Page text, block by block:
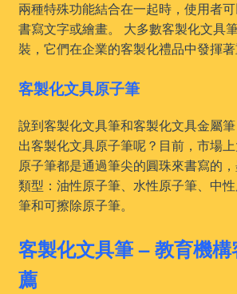
兩種特殊功能結合在一起時，使用者
書寫文字或繪畫。 大多數客製化文具
裝，它們在企業的客製化禮品中發揮著
客製化文具原子筆
說到客製化文具筆和客製化文具金屬
出客製化文具原子筆呢？目前，市場
原子筆都是通過筆尖的圓珠來書寫的
類型：油性原子筆、水性原子筆、中
筆和可擦除原子筆。
客製化文具筆 – 教育機
薦